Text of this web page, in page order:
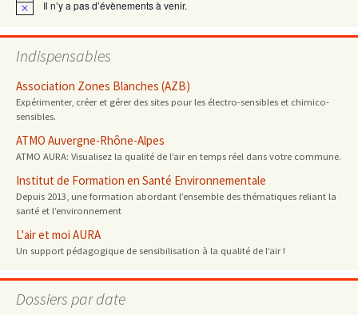
Notice Il n’y a pas d’évènements à venir.
Indispensables
Association Zones Blanches (AZB)
Expérimenter, créer et gérer des sites pour les électro-sensibles et chimico-
sensibles.
ATMO Auvergne-Rhône-Alpes
ATMO AURA: Visualisez la qualité de l’air en temps réel dans votre commune.
Institut de Formation en Santé Environnementale
Depuis 2013, une formation abordant l’ensemble des thématiques reliant la
santé et l’environnement
L'air et moi AURA
Un support pédagogique de sensibilisation à la qualité de l’air !
Dossiers par date